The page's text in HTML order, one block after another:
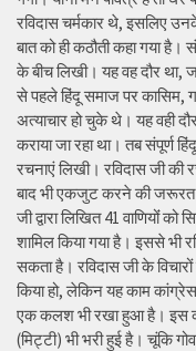
रविदास चर्मकार थे, इसलिए
बात को ही कठौती कहा गया
के बीच लिखी। यह वह दौर
से पहले हिंदू समाज पर
अत्याचार हो चुके थे। यह वही
कराया जा रहा था। तब संपूर्ण
रचनाएं लिखी। रविदास जी की
बाद भी एकजुट करने की जरूरत
जी द्वारा लिखित 41 वाणियोंं
शामिल किया गया है। इससे भी
सकता है। रविदास जी के
किया हो, लेकिन यह काम
एक कलश भी रखा हुआ है। इस
(मिट्टी) भी भरी हुई है। चूंकि